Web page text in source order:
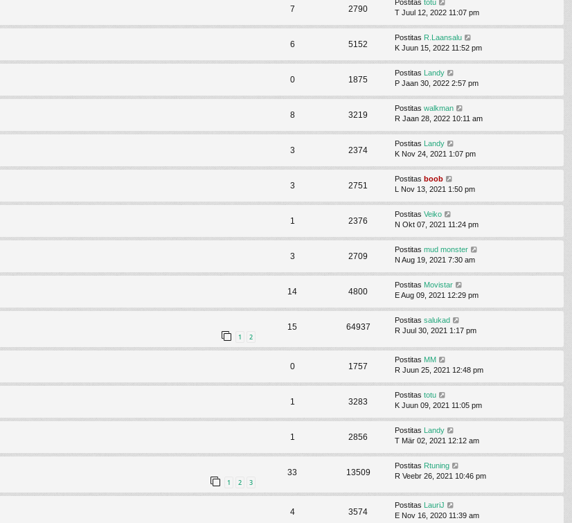
7 2790
Postitas totu
T Juul 12, 2022 11:07 pm
6 5152
Postitas R.Laansalu
K Juun 15, 2022 11:52 pm
0 1875
Postitas Landy
P Jaan 30, 2022 2:57 pm
8 3219
Postitas walkman
R Jaan 28, 2022 10:11 am
3 2374
Postitas Landy
K Nov 24, 2021 1:07 pm
3 2751
Postitas boob
L Nov 13, 2021 1:50 pm
1 2376
Postitas Veiko
N Okt 07, 2021 11:24 pm
3 2709
Postitas mud monster
N Aug 19, 2021 7:30 am
14 4800
Postitas Movistar
E Aug 09, 2021 12:29 pm
1 2
15 64937
Postitas salukad
R Juul 30, 2021 1:17 pm
0 1757
Postitas MM
R Juun 25, 2021 12:48 pm
1 3283
Postitas totu
K Juun 09, 2021 11:05 pm
1 2856
Postitas Landy
T Mär 02, 2021 12:12 am
1 2 3
33 13509
Postitas Rtuning
R Veebr 26, 2021 10:46 pm
4 3574
Postitas LauriJ
E Nov 16, 2020 11:39 am